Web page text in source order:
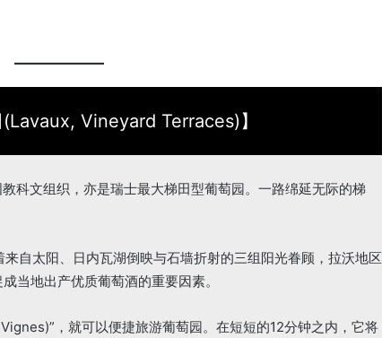
(Lavaux, Vineyard Terraces)】
科文组织，亦是瑞士最大梯田型葡萄园。一路绵延无际的梯
自太阳、日内瓦湖倒映与石墙折射的三组阳光眷顾，拉沃地区
当地出产优质葡萄酒的重要因素。
，就可以便捷旅游葡萄园。在短短的12分钟之内，它将